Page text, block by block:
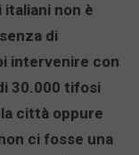
non è
di
intervenire con
30.000 tifosi
città oppure
ci fosse una